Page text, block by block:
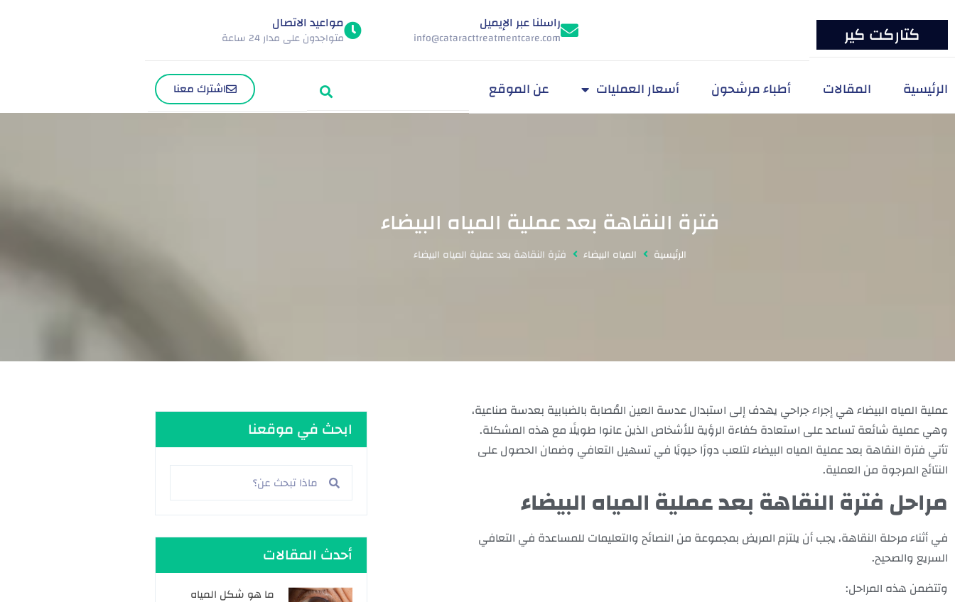
كتاركت كير راسلنا عبر الإيميل
info@cataracttreatmentcare.com
مواعيد الاتصال
متواجدون على مدار 24 ساعة
الرئيسية المقالات أطباء مرشحون أسعار العمليات عن الموقع اشترك معنا
فترة النقاهة بعد عملية المياه البيضاء
الرئيسية المياه البيضاء فترة النقاهة بعد عملية المياه البيضاء
عملية المياه البيضاء هي إجراء جراحي يهدف إلى استبدال عدسة العين المُصابة بالضبابية بعدسة صناعية،
وهي عملية شائعة تساعد على استعادة كفاءة الرؤية للأشخاص الذين عانوا طويلًا مع هذه المشكلة.
تأتي فترة النقاهة بعد عملية المياه البيضاء لتلعب دورًا حيويًا في تسهيل التعافي وضمان الحصول على
النتائج المرجوة من العملية.
مراحل فترة النقاهة بعد عملية المياه البيضاء
في أثناء مرحلة النقاهة، يجب أن يلتزم المريض بمجموعة من النصائح والتعليمات للمساعدة في التعافي
السريع والصحيح.
وتتضمن هذه المراحل:
ابحث في موقعنا
أحدث المقالات
ما هو شكل المياه